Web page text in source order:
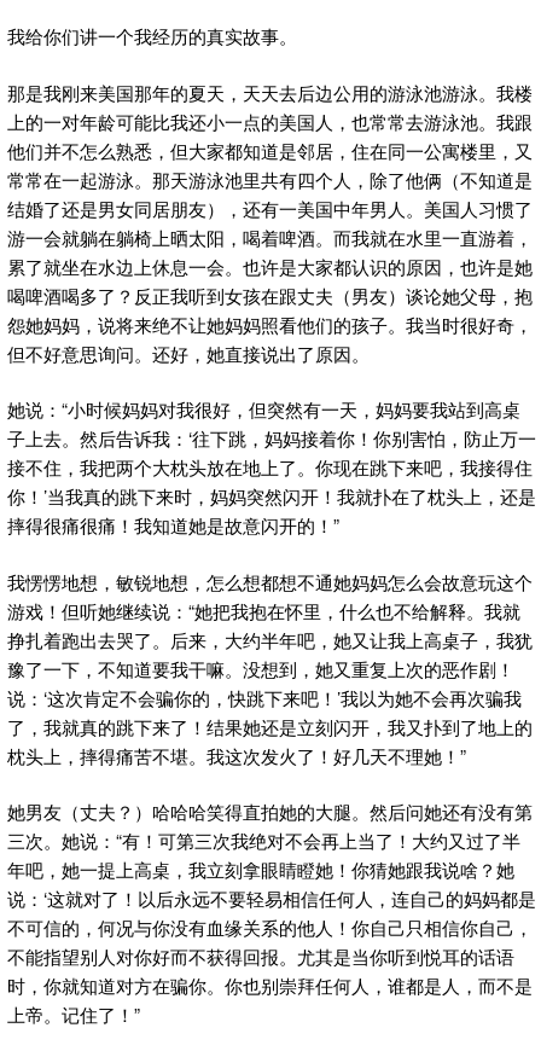
我给你们讲一个我经历的真实故事。
那是我刚来美国那年的夏天，天天去后边公用的游泳池游泳。我楼
上的一对年龄可能比我还小一点的美国人，也常常去游泳池。我跟
他们并不怎么熟悉，但大家都知道是邻居，住在同一公寓楼里，又
常常在一起游泳。那天游泳池里共有四个人，除了他俩（不知道是
结婚了还是男女同居朋友），还有一美国中年男人。美国人习惯了
游一会就躺在躺椅上晒太阳，喝着啤酒。而我就在水里一直游着，
累了就坐在水边上休息一会。也许是大家都认识的原因，也许是她
喝啤酒喝多了？反正我听到女孩在跟丈夫（男友）谈论她父母，抱
怨她妈妈，说将来绝不让她妈妈照看他们的孩子。我当时很好奇，
但不好意思询问。还好，她直接说出了原因。
她说：“小时候妈妈对我很好，但突然有一天，妈妈要我站到高桌
子上去。然后告诉我：‘往下跳，妈妈接着你！你别害怕，防止万一
接不住，我把两个大枕头放在地上了。你现在跳下来吧，我接得住
你！’当我真的跳下来时，妈妈突然闪开！我就扑在了枕头上，还是
摔得很痛很痛！我知道她是故意闪开的！”
我愣愣地想，敏锐地想，怎么想都想不通她妈妈怎么会故意玩这个
游戏！但听她继续说：“她把我抱在怀里，什么也不给解释。我就
挣扎着跑出去哭了。后来，大约半年吧，她又让我上高桌子，我犹
豫了一下，不知道要我干嘛。没想到，她又重复上次的恶作剧！
说：‘这次肯定不会骗你的，快跳下来吧！’我以为她不会再次骗我
了，我就真的跳下来了！结果她还是立刻闪开，我又扑到了地上的
枕头上，摔得痛苦不堪。我这次发火了！好几天不理她！”
她男友（丈夫？）哈哈哈笑得直拍她的大腿。然后问她还有没有第
三次。她说：“有！可第三次我绝对不会再上当了！大约又过了半
年吧，她一提上高桌，我立刻拿眼睛瞪她！你猜她跟我说啥？她
说：‘这就对了！以后永远不要轻易相信任何人，连自己的妈妈都是
不可信的，何况与你没有血缘关系的他人！你自己只相信你自己，
不能指望别人对你好而不获得回报。尤其是当你听到悦耳的话语
时，你就知道对方在骗你。你也别崇拜任何人，谁都是人，而不是
上帝。记住了！”